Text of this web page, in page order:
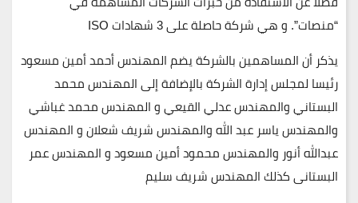
“منصات”. و هي شركة حاصلة على 3 شهادات ISO
يذكر أن المساهمين بالشركة يضم المهندس أحمد أمين مسعود
رئيسا لمجلس إدارة الشركة بالإضافة إلى المهندس محمد
البستاني والمهندس عدلي القيعي و المهندس محمد غباشي
والمهندس ياسر عبد الله والمهندس شريف شعلان و المهندس
عبدالله أنور والمهندس محمود أمين مسعود و المهندس عمر
البستانى كذلك المهندس شريف سليم